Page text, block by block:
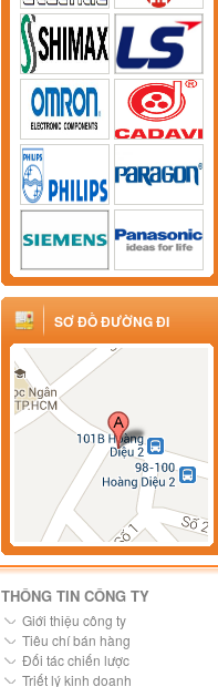
SƠ ĐỒ ĐƯỜNG ĐI
THÔNG TIN CÔNG TY
Giới thiệu công ty
Tiêu chí bán hàng
Đối tác chiến lược
Triết lý kinh doanh